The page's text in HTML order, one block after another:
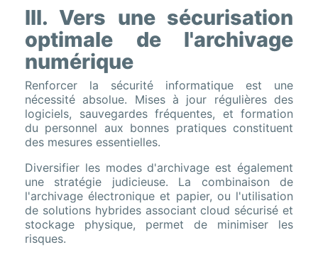
III. Vers une sécurisation
optimale de l'archivage
numérique
Renforcer la sécurité informatique est une
nécessité absolue. Mises à jour régulières des
logiciels, sauvegardes fréquentes, et formation
du personnel aux bonnes pratiques constituent
des mesures essentielles.
Diversifier les modes d'archivage est également
une stratégie judicieuse. La combinaison de
l'archivage électronique et papier, ou l'utilisation
de solutions hybrides associant cloud sécurisé et
stockage physique, permet de minimiser les
risques.